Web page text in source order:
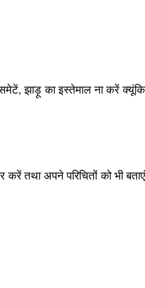
झाड़ू का इस्तेमाल ना करें क्यूंकि
तथा अपने परिचितों को भी बताएं